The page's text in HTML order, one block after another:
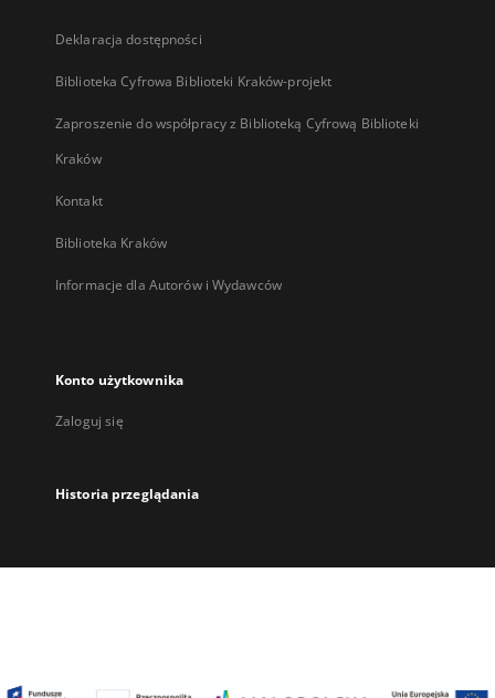
Deklaracja dostępności
Biblioteka Cyfrowa Biblioteki Kraków-projekt
Zaproszenie do współpracy z Biblioteką Cyfrową Biblioteki
Kraków
Kontakt
Biblioteka Kraków
Informacje dla Autorów i Wydawców
Konto użytkownika
Zaloguj się
Historia przeglądania